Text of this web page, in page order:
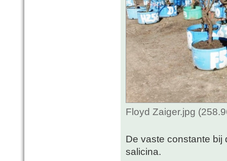
Floyd Zaiger.jpg
De vaste constante bij
salicina.